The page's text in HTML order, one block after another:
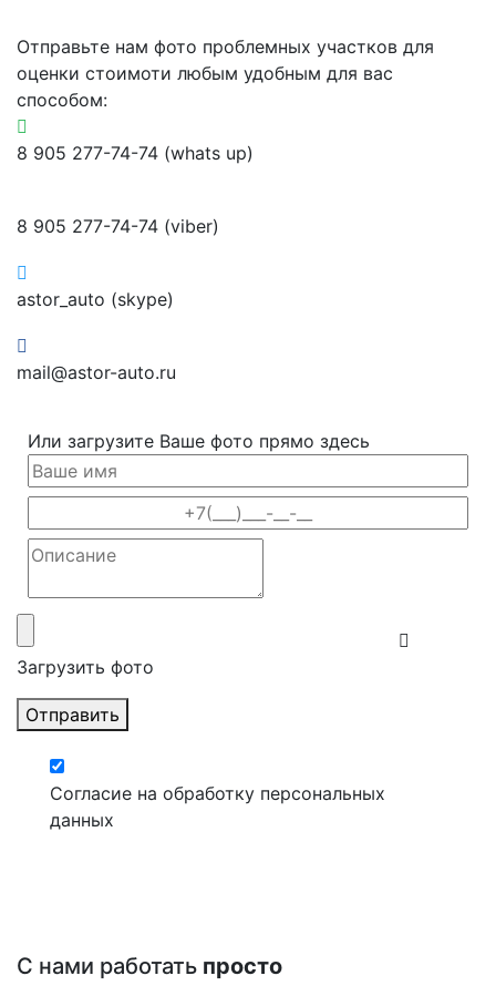
Отправьте нам фото проблемных участков для
оценки стоимоти любым удобным для вас
способом:
8 905 277-74-74 (whats up)
8 905 277-74-74 (viber)
astor_auto (skype)
mail@astor-auto.ru
Или загрузите Ваше фото прямо здесь
Загрузить фото
Отправить
Согласие на обработку персональных
данных
С нами работать просто